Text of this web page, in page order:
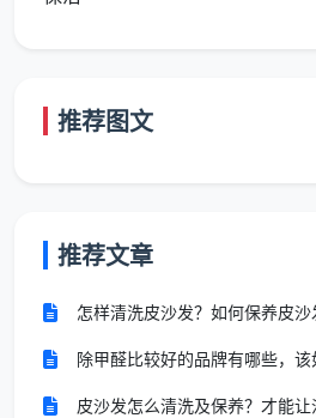
二、成都天均安洁保洁：
该公司提供的家政服务包括“疏
拆装、维修、清洗油烟机、热水
治理
及水电安装等”。
这种“保洁+除甲醛”的组合
毕、既需要开荒保洁 又需要空气
推荐图文
推荐文章
怎样清洗皮沙发？如何保养皮沙
除甲醛比较好的品牌有哪些，该
皮沙发怎么清洗及保养？才能